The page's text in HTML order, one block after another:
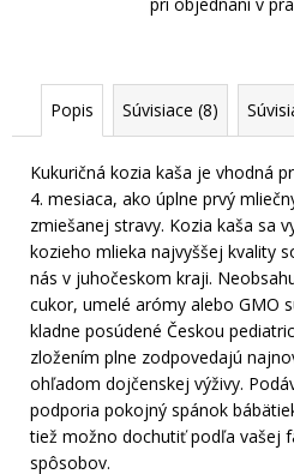
Popis Súvisiace (8)
Kukuričná kozia kaša je vhodná
4. mesiaca, ako úplne prvý
zmiešanej stravy. Kozia kaša sa
kozieho mlieka najvyššej kvality
nás v juhočeskom kraji.
cukor, umelé arómy alebo GMO
kladne posúdené Českou
zložením plne zodpovedajú
ohľadom dojčenskej výživy.
podporia pokojný spánok
tiež možno dochutiť podľa vašej
spôsobov.